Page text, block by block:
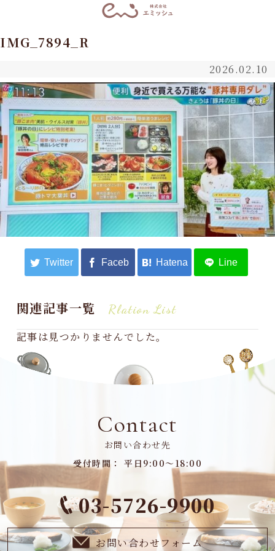
IMG_7894_R
2026.02.10
関連記事一覧 Rlation List
記事は見つかりませんでした。
Contact
お問い合わせ先
受付時間： 平日9:00～18:00
03-5726-9900
お問い合わせフォーム